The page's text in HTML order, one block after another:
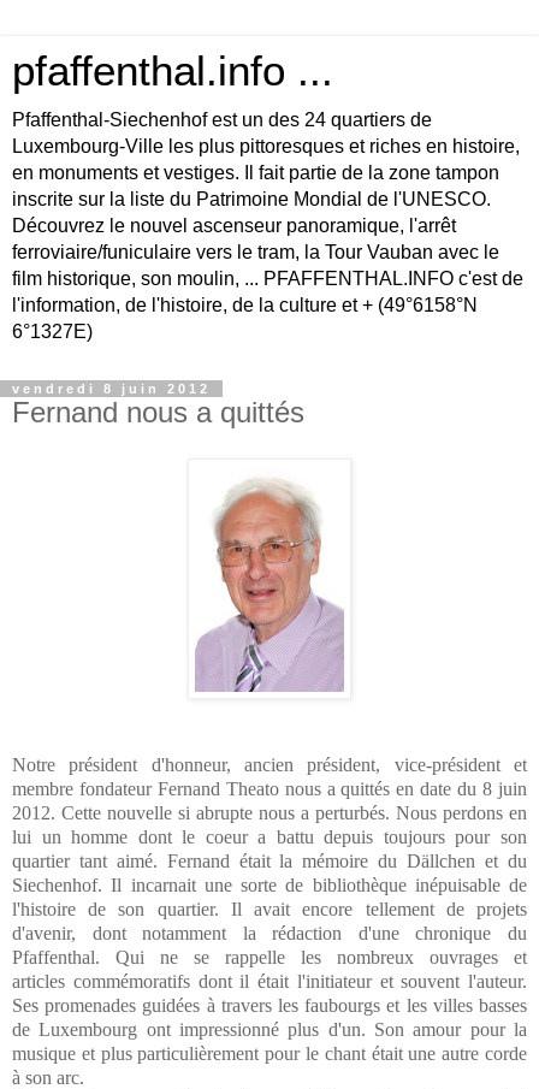
pfaffenthal.info ...
Pfaffenthal-Siechenhof est un des 24 quartiers de
Luxembourg-Ville les plus pittoresques et riches en histoire,
en monuments et vestiges. Il fait partie de la zone tampon
inscrite sur la liste du Patrimoine Mondial de l'UNESCO.
Découvrez le nouvel ascenseur panoramique, l'arrêt
ferroviaire/funiculaire vers le tram, la Tour Vauban avec le
film historique, son moulin, ... PFAFFENTHAL.INFO c'est de
l'information, de l'histoire, de la culture et + (49°6158°N
6°1327E)
vendredi 8 juin 2012
Fernand nous a quittés
Notre président d'honneur, ancien président, vice-président et
membre fondateur Fernand Theato nous a quittés en date du 8 juin
2012. Cette nouvelle si abrupte nous a perturbés. Nous perdons en
lui un homme dont le coeur a battu depuis toujours pour son
quartier tant aimé. Fernand était la mémoire du Dällchen et du
Siechenhof. Il incarnait une sorte de bibliothèque inépuisable de
l'histoire de son quartier. Il avait encore tellement de projets
d'avenir, dont notamment la rédaction d'une chronique du
Pfaffenthal. Qui ne se rappelle les nombreux ouvrages et
articles commémoratifs dont il était l'initiateur et souvent l'auteur.
Ses promenades guidées à travers les faubourgs et les villes basses
de Luxembourg ont impressionné plus d'un. Son amour pour la
musique et plus particulièrement pour le chant était une autre corde
à son arc.